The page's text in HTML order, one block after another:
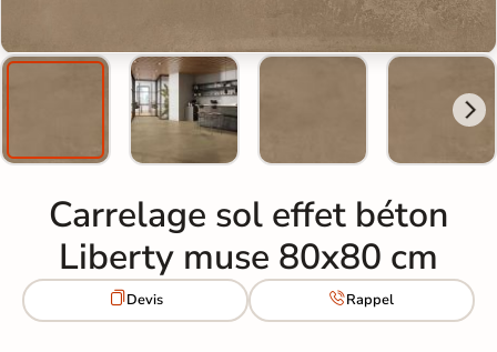
Carrelage sol effet béton
Liberty muse 80x80 cm
Devis Rappel